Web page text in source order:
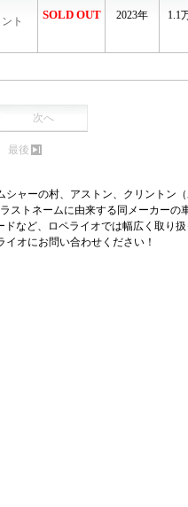
ト
SOLD OUT 2023年 1.1
次へ
最後
ャーの村、アストン、クリントン（
ストネームに由来する同メーカーの
など、ロペライオでは幅広く取り扱
オにお問い合わせください！